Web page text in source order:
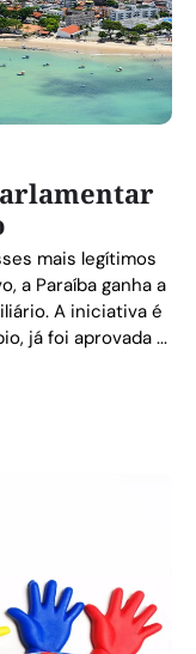
mais legítimos
a Paraíba ganha a
A iniciativa é
já foi aprovada ...